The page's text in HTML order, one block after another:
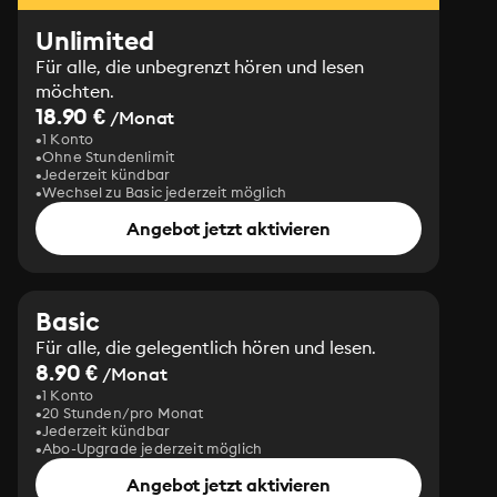
Unlimited
Für alle, die unbegrenzt hören und lesen
möchten.
18.90 € /Monat
1 Konto
Ohne Stundenlimit
Jederzeit kündbar
Wechsel zu Basic jederzeit möglich
Angebot jetzt aktivieren
Basic
Für alle, die gelegentlich hören und lesen.
8.90 € /Monat
1 Konto
20 Stunden/pro Monat
Jederzeit kündbar
Abo-Upgrade jederzeit möglich
Angebot jetzt aktivieren